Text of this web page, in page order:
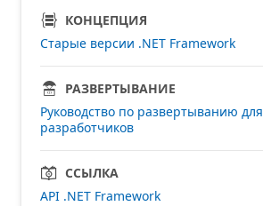
КОНЦЕПЦИЯ
Старые версии .NET Framework
РАЗВЕРТЫВАНИЕ
Руководство по развертыванию для
разработчиков
ССЫЛКА
API .NET Framework